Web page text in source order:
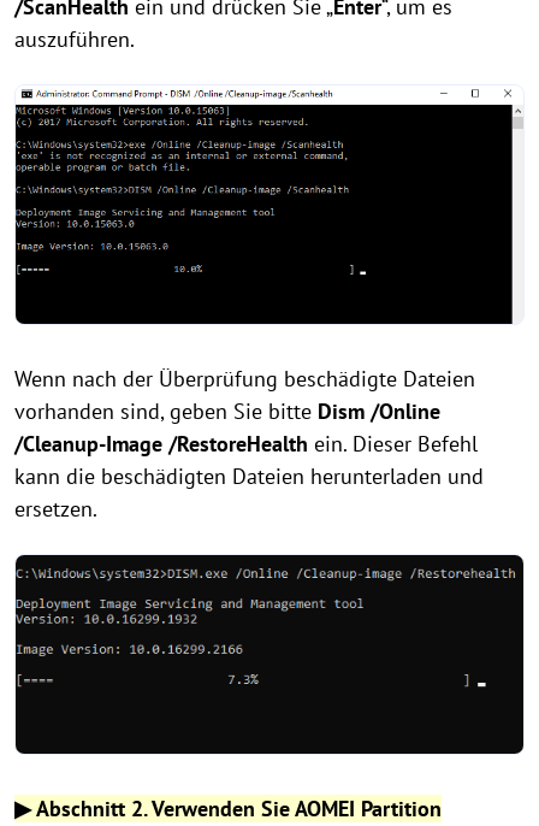
/ScanHealth ein und drücken Sie „Enter“, um es
auszuführen.
Wenn nach der Überprüfung beschädigte Dateien
vorhanden sind, geben Sie bitte Dism /Online
/Cleanup-Image /RestoreHealth ein. Dieser Befehl
kann die beschädigten Dateien herunterladen und
ersetzen.
▶ Abschnitt 2. Verwenden Sie AOMEI Partition